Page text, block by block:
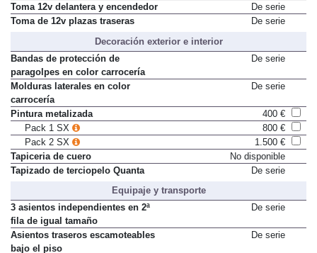
Toma 12v delantera y encendedor
De serie
Toma de 12v plazas traseras
De serie
Decoración exterior e interior
Bandas de protección de
paragolpes en color carrocería
De serie
Molduras laterales en color
carrocería
De serie
Pintura metalizada
400 €
Pack 1 SX
800 €
Pack 2 SX
1.500 €
Tapiceria de cuero
No disponible
Tapizado de terciopelo Quanta
De serie
Equipaje y transporte
3 asientos independientes en 2ª
fila de igual tamaño
De serie
Asientos traseros escamoteables
bajo el piso
De serie